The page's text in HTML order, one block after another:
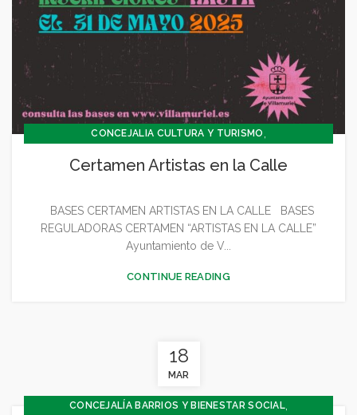
CONCEJALIA CULTURA Y TURISMO
Certamen Artistas en la Calle
BASES CERTAMEN ARTISTAS EN LA CALLE BASES
REGULADORAS CERTAMEN “ARTISTAS EN LA CALLE”
Ayuntamiento de V...
CONTINUE READING
18
MAR
CONCEJALÍA BARRIOS Y BIENESTAR SOCIAL